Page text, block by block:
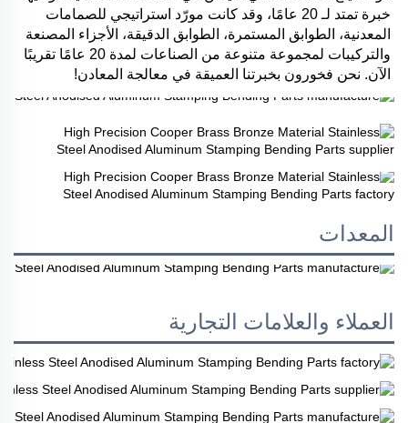
الآن. نحن فخورون بخبرتنا العميقة في معالجة المعادن!
المعدات
العملاء والعلامات التجارية